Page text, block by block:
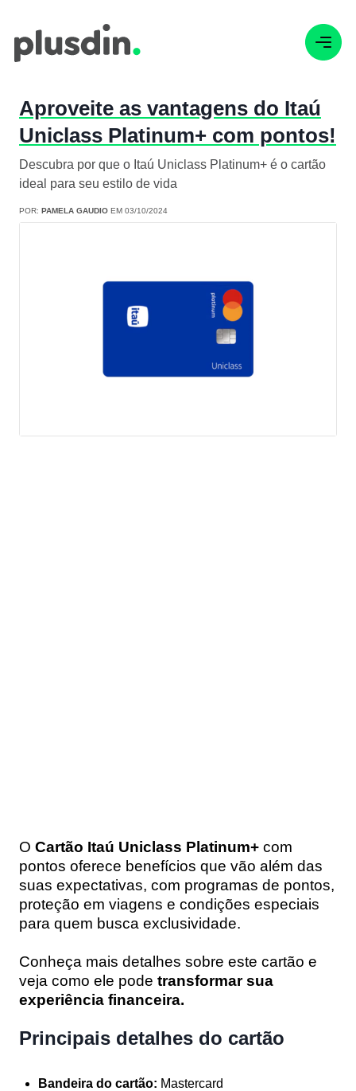
Aproveite as vantagens do Itaú
Uniclass Platinum+ com pontos!
Descubra por que o Itaú Uniclass Platinum+ é o cartão
ideal para seu estilo de vida
POR: PAMELA GAUDIO EM 03/10/2024
O Cartão Itaú Uniclass Platinum+ com
pontos oferece benefícios que vão além das
suas expectativas, com programas de pontos,
proteção em viagens e condições especiais
para quem busca exclusividade.
Conheça mais detalhes sobre este cartão e
veja como ele pode transformar sua
experiência financeira.
Principais detalhes do cartão
Bandeira do cartão: Mastercard